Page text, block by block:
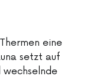
eine
setzt auf
wechselnde